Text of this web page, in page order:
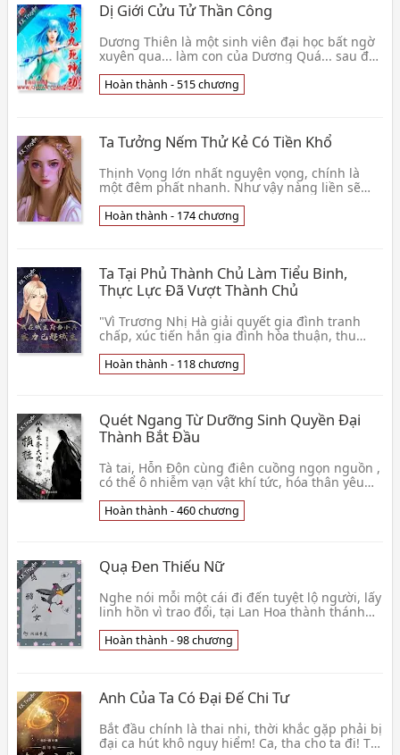
Dị Giới Cửu Tử Thần Công
Dương Thiên là một sinh viên đại học bất ngờ
xuyên qua... làm con của Dương Quá... sau đó
đang lúc "mần ăn" lại bất ngờ xuyên qua tiếp
dị gi👦 Ô Sơn Vân Vũ
Hoàn thành - 515 chương
Ta Tưởng Nếm Thử Kẻ Có Tiền Khổ
Thịnh Vọng lớn nhất nguyện vọng, chính là
một đêm phất nhanh. Như vậy nàng liền sẽ
không bởi vì muốn góp ra ngoài du lịch tiền
mà mỗi ngày ă👦 Nạo Thì Quang
Hoàn thành - 174 chương
Ta Tại Phủ Thành Chủ Làm Tiểu Binh,
Thực Lực Đã Vượt Thành Chủ
"Vì Trương Nhị Hà giải quyết gia đình tranh
chấp, xúc tiến hắn gia đình hòa thuận, thu
hoạch được nhất tinh ban thưởng 【 hỏa viêm
tinh tinh 👦 G Đại Điều Đích Bi Thương
Hoàn thành - 118 chương
Quét Ngang Từ Dưỡng Sinh Quyền Đại
Thành Bắt Đầu
Tà tai, Hỗn Độn cùng điên cuồng ngọn nguồn ,
có thể ô nhiễm vạn vật khí tức, hóa thân yêu
tính 👦 Dao Hữu Thượng Tiến Tâm
Hoàn thành - 460 chương
Quạ Đen Thiếu Nữ
Nghe nói mỗi một cái đi đến tuyệt lộ người, lấy
linh hồn vì trao đổi, tại Lan Hoa thành thánh
👦 Phong Lưu Thư Ngốc
Hoàn thành - 98 chương
Anh Của Ta Có Đại Đế Chi Tư
Bắt đầu chính là thai nhi, thời khắc gặp phải bị
đại ca hút khô nguy hiểm! Ca, tha cho ta đi! Ta